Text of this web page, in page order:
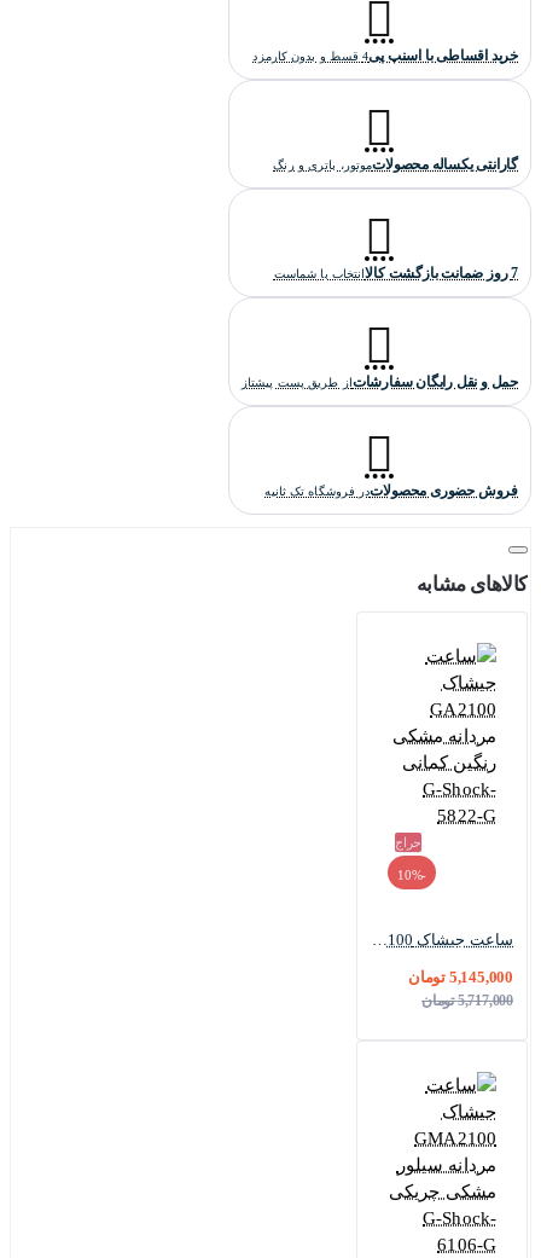
فروشگاه تک ثانیه می باشد.
قابلیت های دیگر ساعت:
نشان دادن زمان به صورت دیجیتال و آنالوگ
دارای کرنومتر
ساعت جهانی | 31 منطقه زمان جهانی(48 شهر)
دارای آلارم
کیفیت ساخت ساعت جیشاک:
کیفیت ساخت این ساعت تیسوت "های کپی درجه یک" است که بالاترین
و کسی که تخصصی در ضمینه ساعت مچی ندارد، نمی تواند اصل یا
هایکپی بودن آن را تشخیص دهد.
خرید اقساطی با اسنپ پی4 قسط و بدون کارمزد
گارانتی یکساله محصولاتموتور، باتری و رنگ
7 روز ضمانت بازگشت کالا انتخاب با شماست
حمل و نقل رایگان سفارشاتاز طریق پست پیشتاز
فروش حضوری محصولاتدر فروشگاه تک ثانیه
کالاهای مشابه
حراج
-10%
ساعت جیشاک GA2100 مردانه مشکی رنگین کمانی G-Shock-5822-G
5,145,000 تومان
5,717,000 تومان